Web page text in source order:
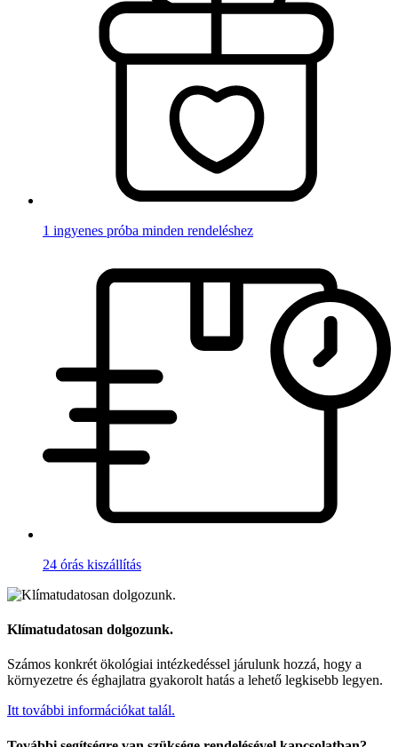
1 ingyenes próba minden rendeléshez
24 órás kiszállítás
Klímatudatosan dolgozunk.
Számos konkrét ökológiai intézkedéssel járulunk hozzá, hogy a
környezetre és éghajlatra gyakorolt hatás a lehető legkisebb legyen.
Itt további információkat talál.